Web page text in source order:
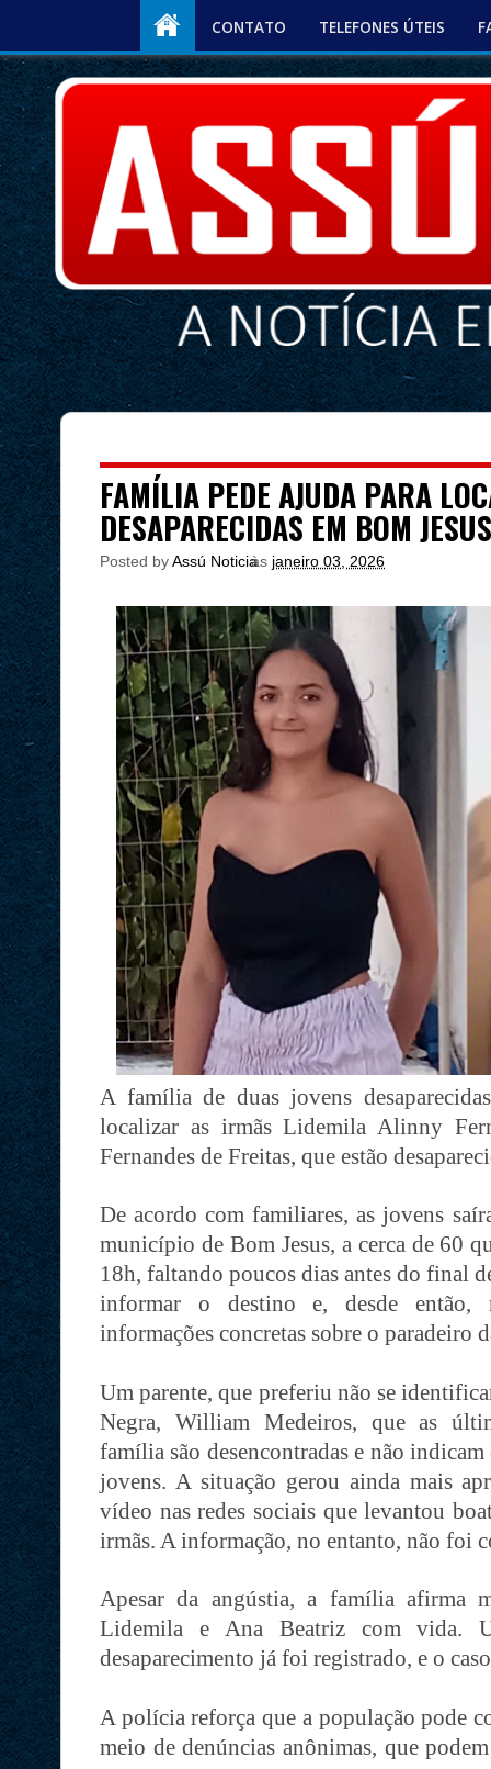
CONTATO TELEFONES ÚTEIS
FAMÍLIA PEDE AJUDA PARA
DESAPARECIDAS EM BOM JESUS
Posted byAssú Noticia
às janeiro 03, 2026
A família de duas jovens
localizar as irmãs Lidemila Alinny
Fernandes de Freitas, que estão
De acordo com familiares, as jovens
município de Bom Jesus, a cerca de 60
18h, faltando poucos dias antes do final
informar o destino e, desde então,
informações concretas sobre o paradeiro
Um parente, que preferiu não se
Negra, William Medeiros, que as
família são desencontradas e não
jovens. A situação gerou ainda mais
vídeo nas redes sociais que levantou
irmãs. A informação, no entanto, não foi
Apesar da angústia, a família afirma
Lidemila e Ana Beatriz com vida.
desaparecimento já foi registrado, e o
A polícia reforça que a população pode
meio de denúncias anônimas, que